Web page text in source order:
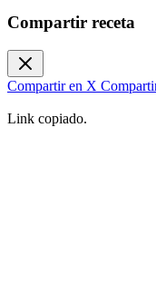
Compartir receta
Compartir en X
Link copiado.